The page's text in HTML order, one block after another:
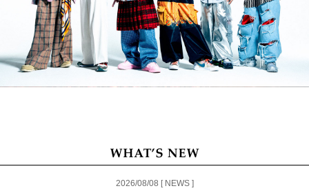
2026/08/08 [ NEWS ]
BLOG
Facebook
Twitter
DPC